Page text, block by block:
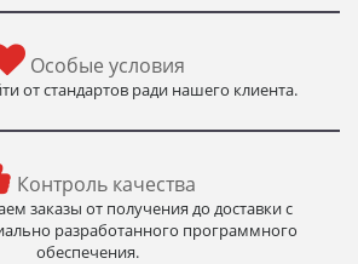
Особые условия
от стандартов ради нашего клиента.
Контроль качества
заказы от получения до доставки с
разработанного программного
обеспечения.